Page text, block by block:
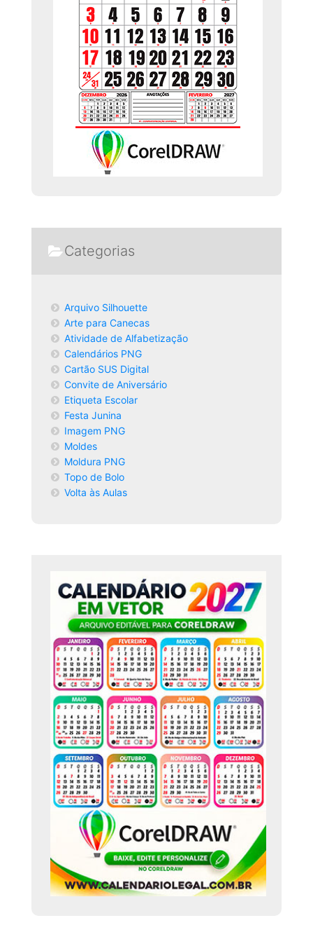
Categorias
Arquivo Silhouette
Arte para Canecas
Atividade de Alfabetização
Calendários PNG
Cartão SUS Digital
Convite de Aniversário
Etiqueta Escolar
Festa Junina
Imagem PNG
Moldes
Moldura PNG
Topo de Bolo
Volta às Aulas